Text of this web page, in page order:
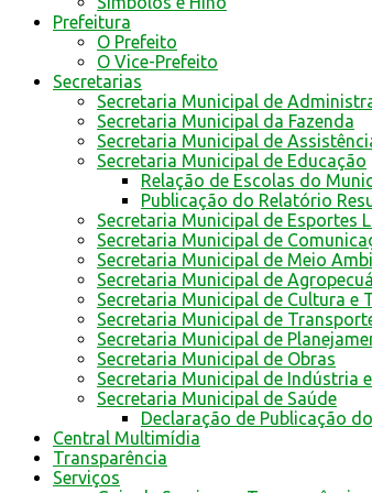
Prefeitura
O Prefeito
O Vice-Prefeito
Secretarias
Secretaria Municipal de
Secretaria Municipal da Fazenda
Secretaria Municipal de
Secretaria Municipal de Educação
Relação de Escolas do
Publicação do Relatório
Secretaria Municipal de Esportes
Secretaria Municipal de
Secretaria Municipal de Meio
Secretaria Municipal de
Secretaria Municipal de Cultura e
Secretaria Municipal de
Secretaria Municipal de
Secretaria Municipal de Obras
Secretaria Municipal de Indústria
Secretaria Municipal de Saúde
Declaração de Publicação
Central Multimídia
Transparência
Serviços